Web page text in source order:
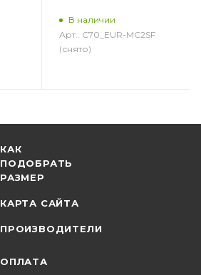
В наличии
Арт.: C70_EUR-MC2SF
(снято)
КАК
ПОДОБРАТЬ
РАЗМЕР
КАРТА САЙТА
ПРОИЗВОДИТЕЛИ
ОПЛАТА